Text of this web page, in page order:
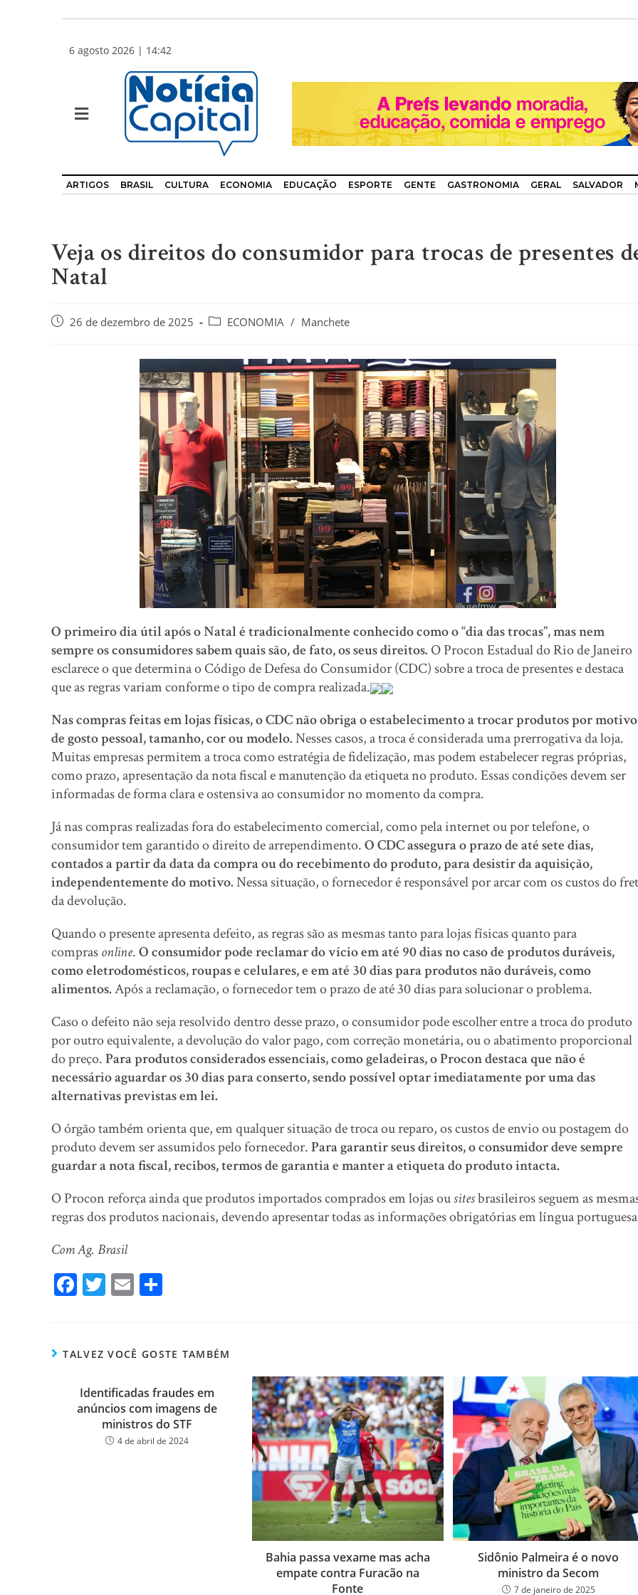
6 agosto 2026 | 14:42
ARTIGOS BRASIL CULTURA ECONOMIA EDUCAÇÃO ESPORTE GENTE GASTRONOMIA GERAL SALVADOR
Veja os direitos do consumidor para trocas de presentes
Natal
26 de dezembro de 2025 ECONOMIA / Manchete
O primeiro dia útil após o Natal é tradicionalmente conhecido como o “dia das trocas”, mas nem
sempre os consumidores sabem quais são, de fato, os seus direitos. O Procon Estadual do Rio de Janeiro
esclarece o que determina o Código de Defesa do Consumidor (CDC) sobre a troca de presentes e destaca
que as regras variam conforme o tipo de compra realizada.
Nas compras feitas em lojas físicas, o CDC não obriga o estabelecimento a trocar produtos por motivo
de gosto pessoal, tamanho, cor ou modelo.Nesses casos, a troca é considerada uma prerrogativa da loja.
Muitas empresas permitem a troca como estratégia de fidelização, mas podem estabelecer regras próprias,
como prazo, apresentação da nota fiscal e manutenção da etiqueta no produto. Essas condições devem ser
informadas de forma clara e ostensiva ao consumidor no momento da compra.
Já nas compras realizadas fora do estabelecimento comercial, como pela internet ou por telefone, o
consumidor tem garantido o direito de arrependimento.O CDC assegura o prazo de até sete dias,
contados a partir da data da compra ou do recebimento do produto, para desistir da aquisição,
independentemente do motivo.Nessa situação, o fornecedor é responsável por arcar com os custos do
da devolução.
Quando o presente apresenta defeito, as regras são as mesmas tanto para lojas físicas quanto para
comprasonline.O consumidor pode reclamar do vício em até 90 dias no caso de produtos duráveis,
como eletrodomésticos, roupas e celulares, e em até 30 dias para produtos não duráveis, como
alimentos.Após a reclamação, o fornecedor tem o prazo de até 30 dias para solucionar o problema.
Caso o defeito não seja resolvido dentro desse prazo, o consumidor pode escolher entre a troca do produto
por outro equivalente, a devolução do valor pago, com correção monetária, ou o abatimento proporcional
do preço.Para produtos considerados essenciais, como geladeiras, o Procon destaca que não é
necessário aguardar os 30 dias para conserto, sendo possível optar imediatamente por uma das
alternativas previstas em lei.
O órgão também orienta que, em qualquer situação de troca ou reparo, os custos de envio ou postagem do
produto devem ser assumidos pelo fornecedor.Para garantir seus direitos, o consumidor deve sempre
guardar a nota fiscal, recibos, termos de garantia e manter a etiqueta do produto intacta.
O Procon reforça ainda que produtos importados comprados em lojas ousitesbrasileiros seguem as
regras dos produtos nacionais, devendo apresentar todas as informações obrigatórias em língua
Com Ag. Brasil
Fa
ok
T
er
E
TALVEZ VOCÊ GOSTE TAMBÉM
Identificadas fraudes em
anúncios com imagens de
ministros do STF
4 de abril de 2024
Bahia passa vexame mas acha
empate contra Furacão na
Fonte
Sidônio Palmeira é o novo
ministro da Secom
7 de janeiro de 2025